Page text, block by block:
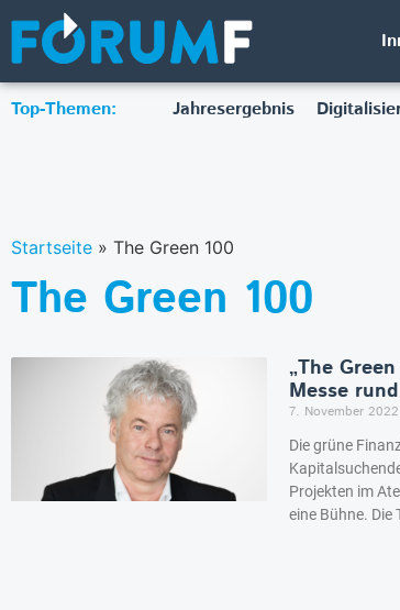
Top-Themen: Jahresergebnis
Startseite » The Green 100
The Green 100
„The
Messe
7. November 2022
Die grüne
Projekten im
eine Bühne. Die